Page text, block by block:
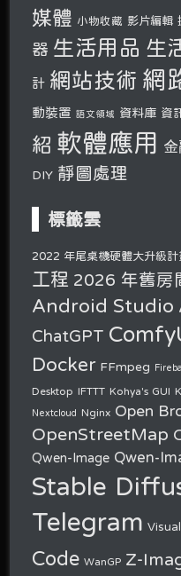
媒體 小物收藏 影片編輯
器 生活用品 生
計 網站技術 網
動裝置 語文領域 資料庫 資
紹 軟體應用
DIY 靜圖處理
標籤雲
2022 年尾桌機硬體大升級計
工程 2026 年舊房
Android Studio
ChatGPT
Docker FFmpeg
Desktop IFTTT Kohya's GUI
Nextcloud Nginx Open
OpenStreetMap
Qwen-Image Qwen-
Stable
Telegram
Code WanGP Z-